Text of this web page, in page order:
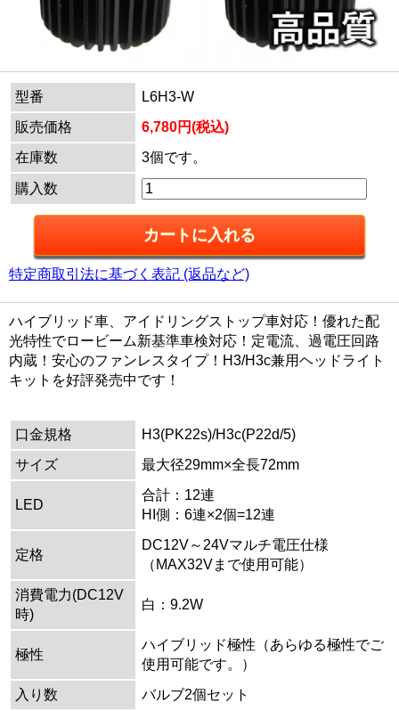
型番
L6H3-W
販売価格
6,780円(税込)
在庫数
3個です。
購入数
特定商取引法に基づく表記 (返品など)
ハイブリッド車、アイドリングストップ車対応！優れた配
光特性でロービーム新基準車検対応！定電流、過電圧回路
内蔵！安心のファンレスタイプ！H3/H3c兼用ヘッドライト
キットを好評発売中です！
口金規格
H3(PK22s)/H3c(P22d/5)
サイズ
最大径29mm×全長72mm
LED
合計：12連
HI側：6連×2個=12連
定格
DC12V～24Vマルチ電圧仕様
（MAX32Vまで使用可能）
消費電力(DC12V
時)
白：9.2W
極性
ハイブリッド極性（あらゆる極性でご
使用可能です。）
入り数
バルブ2個セット